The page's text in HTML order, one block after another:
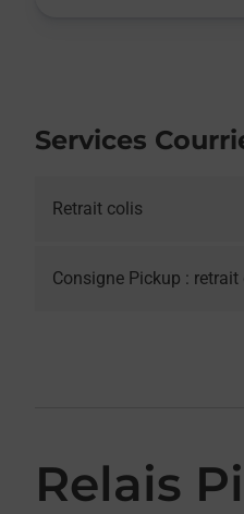
Services
Retrait colis
Consigne Pickup :
Relais